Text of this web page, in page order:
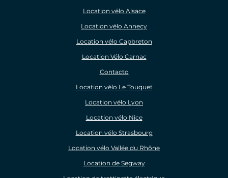
Location vélo Alsace
Location vélo Annecy
Location vélo Capbreton
Location Vélo Carnac
Contacto
Location vélo Le Touquet
Location vélo Lyon
Location vélo Nice
Location vélo Strasbourg
Location vélo Vallée du Rhône
Location de Segway